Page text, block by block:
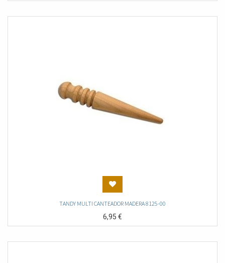
TANDY MULTI CANTEADOR MADERA 8125-00
6,95€